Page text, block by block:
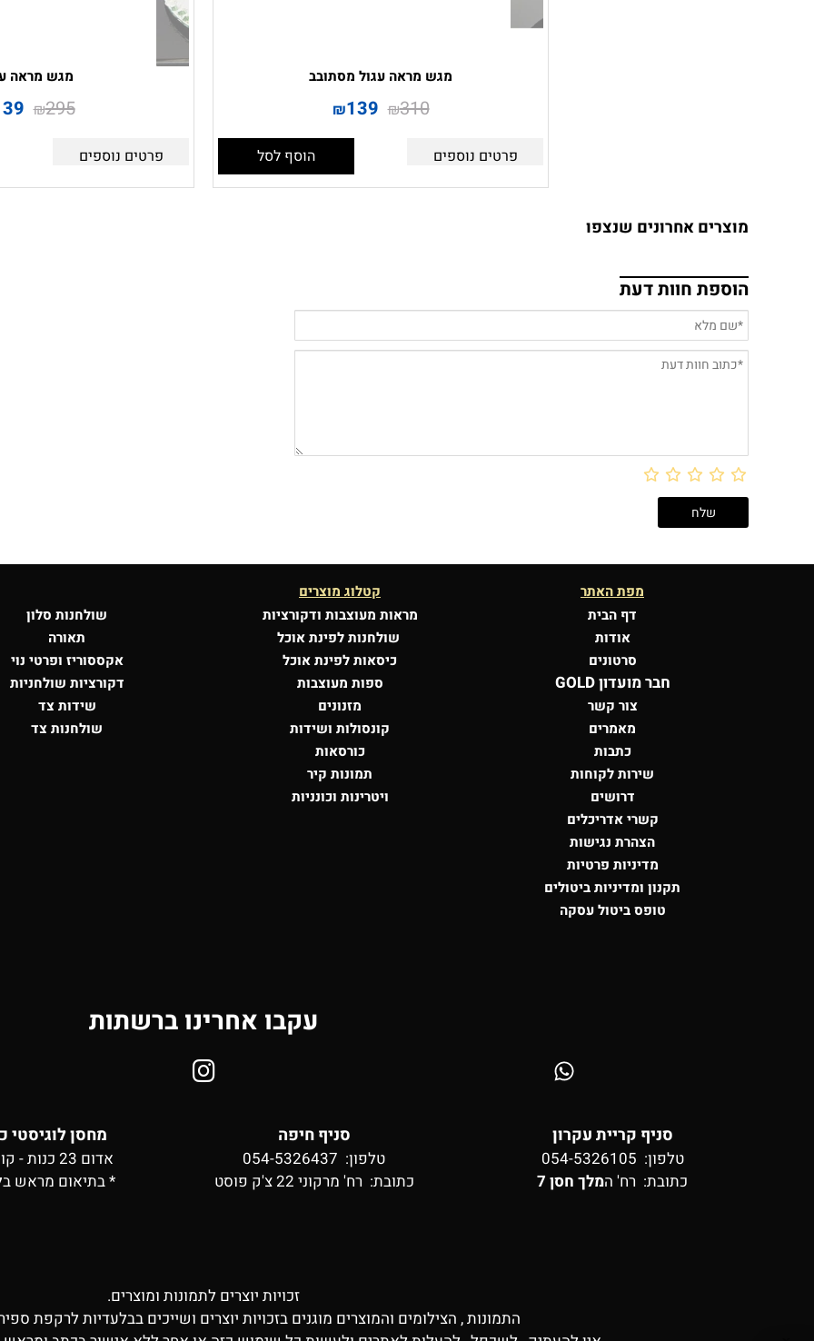
מגש מראה עגול מסתובב
₪310
₪139
פרטים נוספים הוסף לסל
מגש מראה
₪295
פרטים נוספים
מוצרים אחרונים שנצפו
הוספת חוות דעת
מפת האתר
דף הבית
אודות
סרטונים
חבר מועדון GOLD
צור קשר
מאמרים
כתבות
שירות לקוחות
דרושים
קשרי אדריכלים
הצהרת נגישות
מדיניות פרטיות
תקנון ומדיניות ביטולים
טופס ביטול עסקה
קטלוג מוצרים
מראות מעוצבות ודקורציות
שולחנות לפינת אוכל
כיסאות לפינת אוכל
ספות מעוצבות
מזנונים
קונסולות ושידות
כורסאות
תמונות קיר
ויטרינות וכונניות
שולחנות סלון
תאורה
אקססוריז ופרטי נוי
דקורציות שולחניות
שידות צד
שולחנות צד
עקבו אחרינו ברשתות
סניף קריית עקרון
טלפון: 054-5326105
כתובת: רח' המלך חסן 7
סניף חיפה
טלפון: 054-5326437
כתובת: רח' מרקוני 22 צ'ק פוסט
מחסן לוגיסטי
אדום 23 כנות - קומה 2
* בתיאום מראש
זכויות יוצרים לתמונות ומוצרים.
התמונות , הצילומים והמוצרים מוגנים בזכויות יוצרים ושייכים בבלעדיות לרקפת